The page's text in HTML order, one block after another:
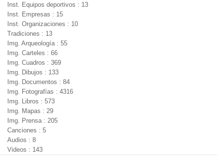
Inst. Equipos deportivos : 13
Inst. Empresas : 15
Inst. Organizaciones : 10
Tradiciones : 13
Img. Arqueología : 55
Img. Carteles : 66
Img. Cuadros : 369
Img. Dibujos : 133
Img. Documentos : 84
Img. Fotografías : 4316
Img. Libros : 573
Img. Mapas : 29
Img. Prensa : 205
Canciones : 5
Audios : 8
Videos : 143